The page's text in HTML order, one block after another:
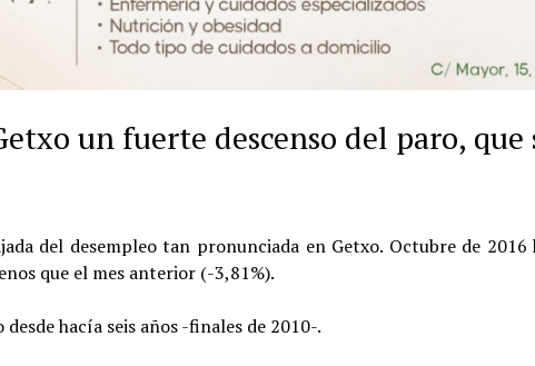
un fuerte descenso del paro, que
del desempleo tan pronunciada en Getxo. Octubre de
que el mes anterior (-3,81%).
hacía seis años -finales de 2010-.